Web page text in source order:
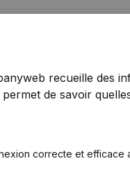
recueille des
de savoir
correcte et efficace